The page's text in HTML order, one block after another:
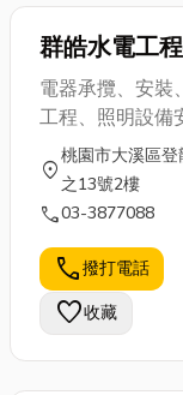
氣便成為高端
住宅、商業空
間與設計師的
首選。它隱身
於天花板之
中，讓空間回
歸純粹線條，
真正實現機能
與美學的平
衡，而好看又
實用的吊隱式
冷氣則...
群皓水電工
電器承攬、安裝
工程、照明設備
location_on
桃園市大溪區登
之13號2樓
call03-3877088
call撥打電話
favorite收藏